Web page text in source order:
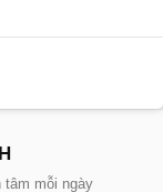
tâm mỗi ngày